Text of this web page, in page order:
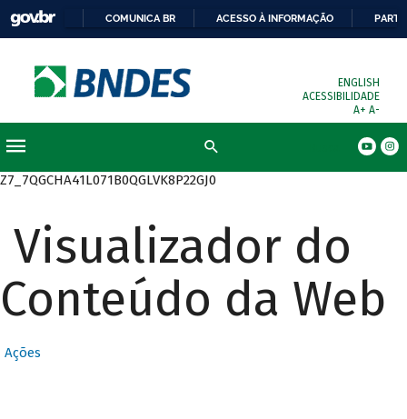
COMUNICA BR ACESSO À INFORMAÇÃO
ENGLISH
ACESSIBILIDADE
A+ A-
Z7_7QGCHA41L071B0QGLVK8P22GJ0
Visualizador do
Conteúdo da Web
Ações